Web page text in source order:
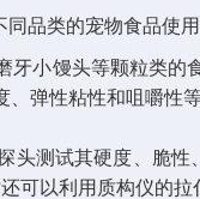
品类的宠物食品使
小馒头等颗粒类的
弹性粘性和咀嚼性
测试其硬度、脆性
可以利用质构仪的拉